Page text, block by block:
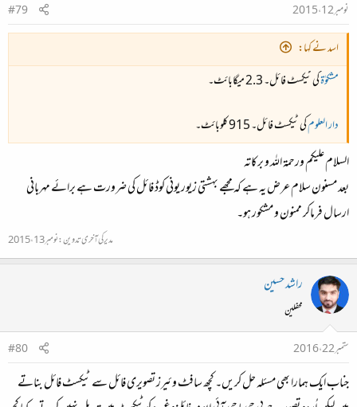
نومبر 12، 2015
#79
اسد نے کہا:
مشکوٰۃکی ٹیکسٹ فائل۔ 2.3 میگابائٹ۔
دار العلومکی ٹیکسٹ فائل۔ 915 کلوبائٹ۔
السلام علیکم ورحمۃ اللہ و برکاتہ
بعد مسنون سلام عرض یہ ہے کہ مجھے بہشتی زیور یونی کوڈ فائل کی ضرورت ہے برائے مہربانی
ارسال فرماکر ممنون و مشکور ہو۔
مدیر کی آخری تدوین:نومبر 13، 2015
راشد حسین
محفلین
ستمبر 22، 2016
#80
جناب ایک ہمارا بھی مسئلہ حل کریں۔ کچھ سافٹ وئیرز تصویری فائل سے ٹیکسٹ فائل بناتے